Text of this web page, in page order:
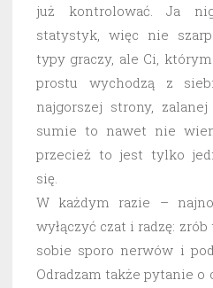
już kontrolować. Ja
statystyk, więc nie
typy graczy, ale Ci, którym
prostu wychodzą z
najgorszej strony, zalanej
sumie to nawet nie
przecież to jest tylko
się.
W każdym razie –
wyłączyć czat i radzę:
sobie sporo nerwów i
Odradzam także pytanie